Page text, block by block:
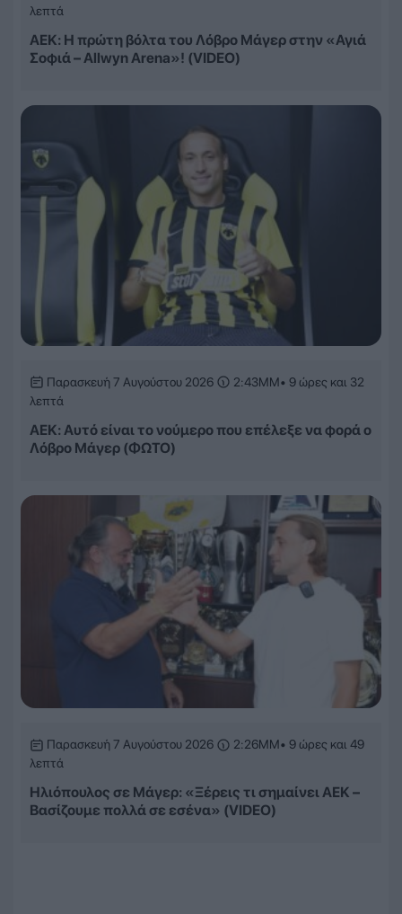
λεπτά
ΑΕΚ: Η πρώτη βόλτα του Λόβρο Μάγερ στην «Αγιά
Σοφιά – Allwyn Arena»! (VIDEO)
Παρασκευή 7 Αυγούστου 2026 2:43ΜΜ• 9 ώρες και 32
λεπτά
ΑΕΚ: Αυτό είναι το νούμερο που επέλεξε να φορά ο
Λόβρο Μάγερ (ΦΩΤΟ)
Παρασκευή 7 Αυγούστου 2026 2:26ΜΜ• 9 ώρες και 49
λεπτά
Ηλιόπουλος σε Μάγερ: «Ξέρεις τι σημαίνει ΑΕΚ –
Βασίζουμε πολλά σε εσένα» (VIDEO)